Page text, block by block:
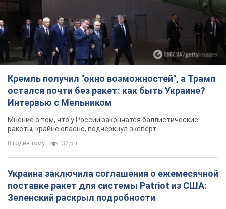
Кремль получил "окно возможностей", а Трамп
остался почти без ракет: как быть Украине?
Интервью с Мельником
Мнение о том, что у России закончатся баллистические
ракеты, крайне опасно, подчеркнул эксперт
8 годин тому 32,5 т.
Украина заключила соглашения о ежемесячной
поставке ракет для системы Patriot из США:
Зеленский раскрыл подробности